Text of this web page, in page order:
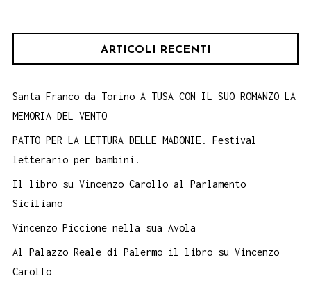
ARTICOLI RECENTI
Santa Franco da Torino A TUSA CON IL SUO ROMANZO LA
MEMORIA DEL VENTO
PATTO PER LA LETTURA DELLE MADONIE. Festival
letterario per bambini.
Il libro su Vincenzo Carollo al Parlamento
Siciliano
Vincenzo Piccione nella sua Avola
Al Palazzo Reale di Palermo il libro su Vincenzo
Carollo